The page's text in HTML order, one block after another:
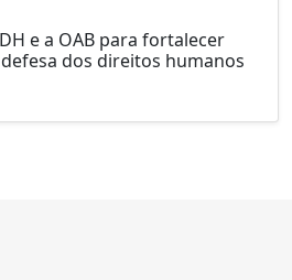
e a OAB para fortalecer
dos direitos humanos